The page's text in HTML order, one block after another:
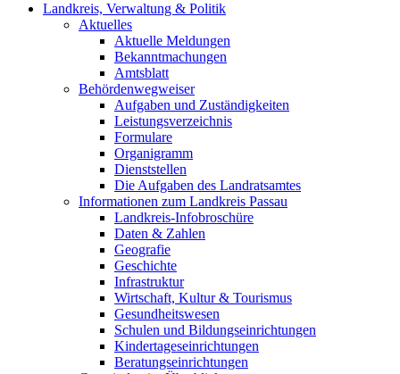
Landkreis, Verwaltung & Politik
Aktuelles
Aktuelle Meldungen
Bekanntmachungen
Amtsblatt
Behördenwegweiser
Aufgaben und Zuständigkeiten
Leistungsverzeichnis
Formulare
Organigramm
Dienststellen
Die Aufgaben des Landratsamtes
Informationen zum Landkreis Passau
Landkreis-Infobroschüre
Daten & Zahlen
Geografie
Geschichte
Infrastruktur
Wirtschaft, Kultur & Tourismus
Gesundheitswesen
Schulen und Bildungseinrichtungen
Kindertageseinrichtungen
Beratungseinrichtungen